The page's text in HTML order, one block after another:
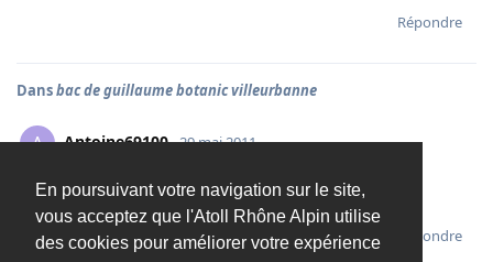
En poursuivant votre navigation sur le site,
vous acceptez que l'Atoll Rhône Alpin utilise
des cookies pour améliorer votre expérience
Répondre
Dansbac de guillaume botanic villeurbanne
A Antoine69100 29 mai 2011
Encore une fois c'est d'une pure splendeur!
Répondre